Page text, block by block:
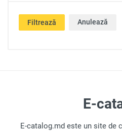
Filtrează Anulează
E-
E-catalog.md este un site de